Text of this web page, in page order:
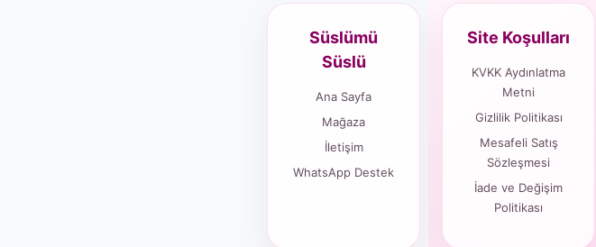
Süslümü
Süslü
Ana Sayfa
Mağaza
İletişim
WhatsApp Destek
Site Koşulları
KVKK Aydınlatma
Metni
Gizlilik Politikası
Mesafeli Satış
Sözleşmesi
İade ve Değişim
Politikası